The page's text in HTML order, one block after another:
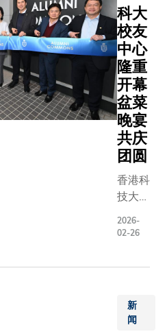
推动校园
发展，并
涵育人文
神。是次
由逸夫演
心主办，
人文学部
讲师艾乐
士（Dr.
与著名编
敏迪贝蒂
（Mandy
PETTY）
执导，将
带到科大
交融下的
魅力。演
科大
校友
中心
隆重
开幕
盆菜
晚宴
共庆
团圆
香港科
技大学
大）清
17日
（星期
2026-
02-26
新
闻